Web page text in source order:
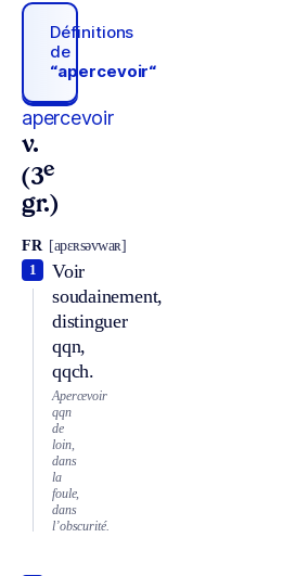
Définitions
de
“apercevoir“
apercevoir
v.
(3e
gr.)
FR [apɛʀsəvwaʀ]
Voir
soudainement,
distinguer
qqn,
qqch.
1
Apercevoir
qqn
de
loin,
dans
la
foule,
dans
l’obscurité.